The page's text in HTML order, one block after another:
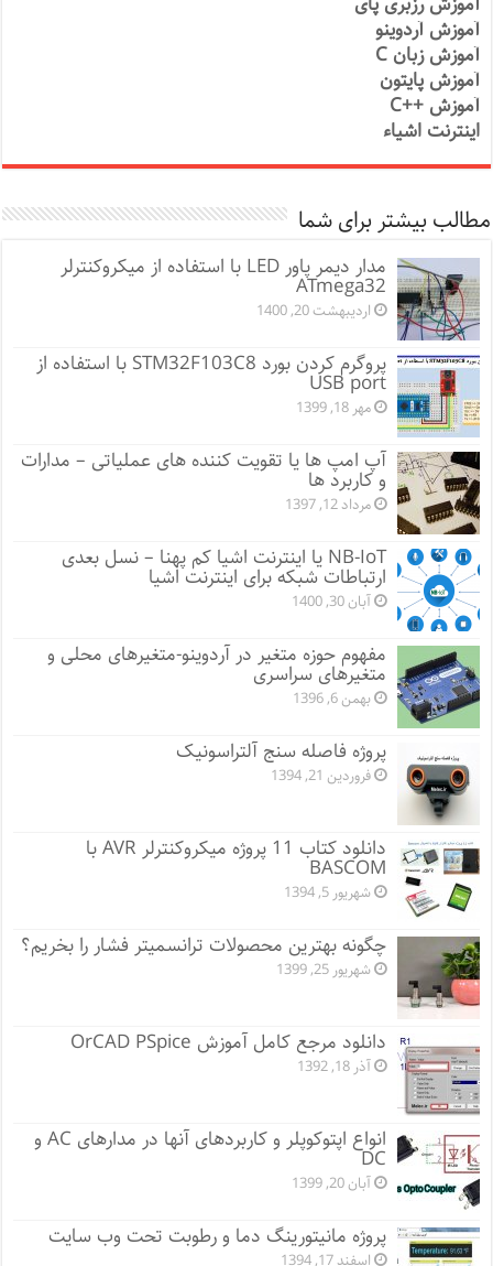
آموزش آردوینو
آموزش زبان C
آموزش پایتون
آموزش ++C
اینترنت اشیاء
مطالب بیشتر برای شما
مدار دیمر پاور LED با استفاده از میکروکنترلر
ATmega32
اردیبهشت 20, 1400
پروگرم کردن بورد STM32F103C8 با استفاده از
USB port
مهر 18, 1399
آپ امپ ها یا تقویت کننده های عملیاتی – مدارات
و کاربرد ها
مرداد 12, 1397
NB-IoT یا اینترنت اشیا کم پهنا – نسل بعدی
ارتباطات شبکه برای اینترنت اشیا
آبان 30, 1400
مفهوم حوزه متغیر در آردوینو-متغیرهای محلی و
متغیرهای سراسری
بهمن 6, 1396
پروژه فاصله سنج آلتراسونیک
فروردین 21, 1394
دانلود کتاب 11 پروژه میکروکنترلر AVR با
BASCOM
شهریور 5, 1394
چگونه بهترین محصولات ترانسمیتر فشار را بخریم؟
شهریور 25, 1399
دانلود مرجع کامل آموزش OrCAD PSpice
آذر 18, 1392
انواع اپتوکوپلر و کاربردهای آنها در مدارهای AC و
DC
آبان 20, 1399
پروژه مانيتورينگ دما و رطوبت تحت وب سایت